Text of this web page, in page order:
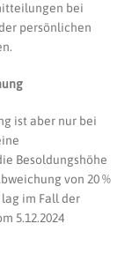
bei
persönlichen
ist aber nur bei
Besoldungshöhe
von 20 %
im Fall der
5.12.2024